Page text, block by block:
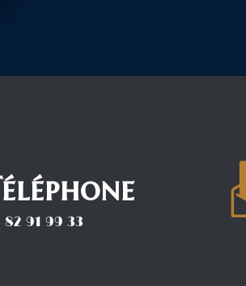
82 91 99 33